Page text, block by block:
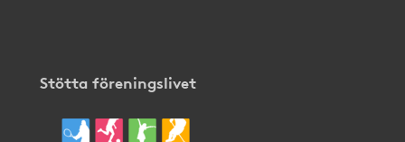
Stötta föreningslivet